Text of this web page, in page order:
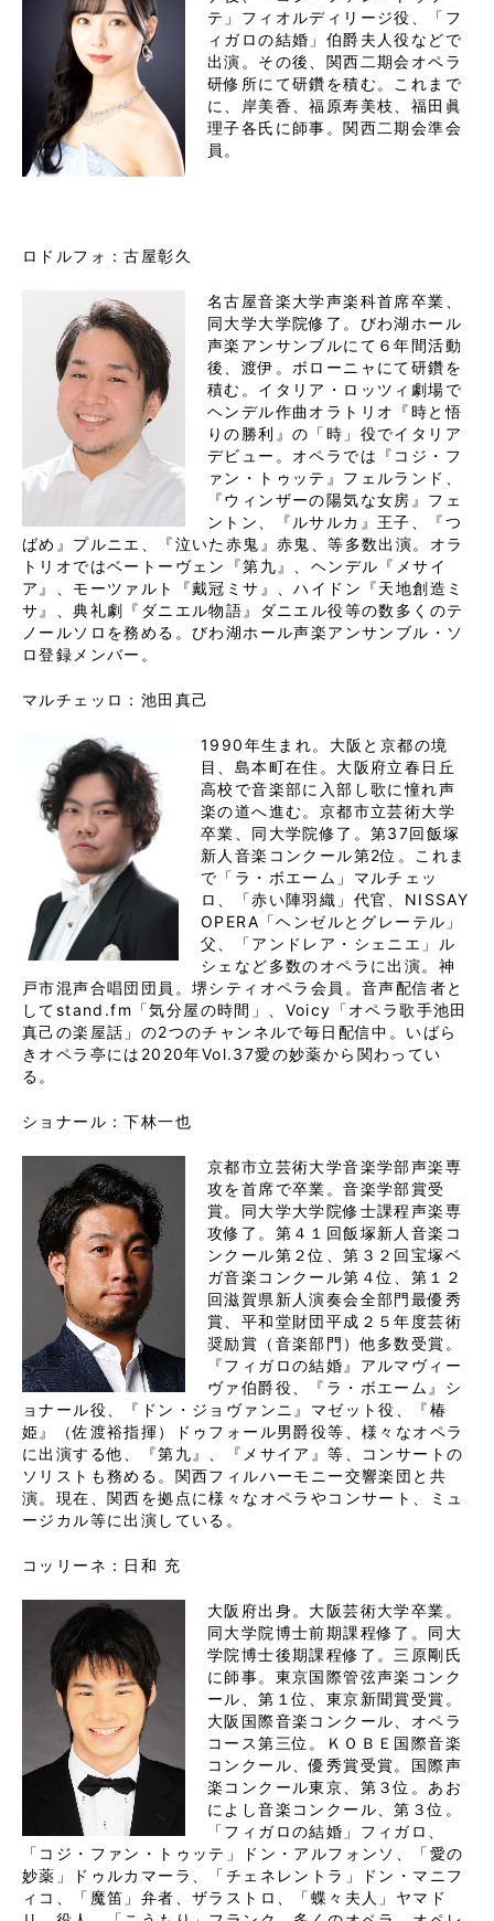
テ」フィオルディリージ役、「フ
ィガロの結婚」伯爵夫人役などで
出演。その後、関西二期会オペラ
研修所にて研鑽を積む。これまで
に、岸美香、福原寿美枝、福田眞
理子各氏に師事。関西二期会準会
員。
ロドルフォ：古屋彰久
名古屋音楽大学声楽科首席卒業、
同大学大学院修了。びわ湖ホール
声楽アンサンブルにて６年間活動
後、渡伊。ボローニャにて研鑽を
積む。イタリア・ロッツィ劇場で
ヘンデル作曲オラトリオ『時と悟
りの勝利』の「時」役でイタリア
デビュー。オペラでは『コジ・フ
ァン・トゥッテ』フェルランド、
『ウィンザーの陽気な女房』フェ
ントン、『ルサルカ』王子、『つ
ばめ』プルニエ、『泣いた赤鬼』赤鬼、等多数出演。オラ
トリオではベートーヴェン『第九』、ヘンデル『メサイ
ア』、モーツァルト『戴冠ミサ』、ハイドン『天地創造ミ
サ』、典礼劇『ダニエル物語』ダニエル役等の数多くのテ
ノールソロを務める。びわ湖ホール声楽アンサンブル・ソ
ロ登録メンバー。
マルチェッロ：池田真己
1990年生まれ。大阪と京都の境
目、島本町在住。大阪府立春日丘
高校で音楽部に入部し歌に憧れ声
楽の道へ進む。京都市立芸術大学
卒業、同大学院修了。第37回飯塚
新人音楽コンクール第2位。これま
で「ラ・ボエーム」マルチェッ
ロ、「赤い陣羽織」代官、NISSAY
OPERA「ヘンゼルとグレーテル」
父、「アンドレア・シェニエ」ル
シェなど多数のオペラに出演。神
戸市混声合唱団団員。堺シティオペラ会員。音声配信者と
してstand.fm「気分屋の時間」、Voicy「オペラ歌手池田
真己の楽屋話」の2つのチャンネルで毎日配信中。いばら
きオペラ亭には2020年Vol.37愛の妙薬から関わってい
る。
ショナール：下林一也
京都市立芸術大学音楽学部声楽専
攻を首席で卒業。音楽学部賞受
賞。同大学大学院修士課程声楽専
攻修了。第４１回飯塚新人音楽コ
ンクール第２位、第３２回宝塚ベ
ガ音楽コンクール第４位、第１２
回滋賀県新人演奏会全部門最優秀
賞、平和堂財団平成２５年度芸術
奨励賞（音楽部門）他多数受賞。
『フィガロの結婚』アルマヴィー
ヴァ伯爵役、『ラ・ボエーム』シ
ョナール役、『ドン・ジョヴァンニ』マゼット役、『椿
姫』（佐渡裕指揮）ドゥフォール男爵役等、様々なオペラ
に出演する他、『第九』、『メサイア』等、コンサートの
ソリストも務める。関西フィルハーモニー交響楽団と共
演。現在、関西を拠点に様々なオペラやコンサート、ミュ
ージカル等に出演している。
コッリーネ：日和 充
大阪府出身。大阪芸術大学卒業。
同大学院博士前期課程修了。同大
学院博士後期課程修了。三原剛氏
に師事。東京国際管弦声楽コンク
ール、第１位、東京新聞賞受賞。
大阪国際音楽コンクール、オペラ
コース第三位。ＫＯＢＥ国際音楽
コンクール、優秀賞受賞。国際声
楽コンクール東京、第３位。あお
によし音楽コンクール、第３位。
「フィガロの結婚」フィガロ、
「コジ・ファン・トゥッテ」ドン・アルフォンソ、「愛の
妙薬」ドゥルカマーラ、「チェネレントラ」ドン・マニフ
ィコ、「魔笛」弁者、ザラストロ、「蝶々夫人」ヤマド